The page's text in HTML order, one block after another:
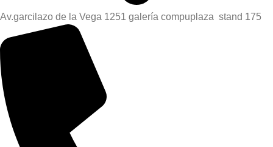
Av.garcilazo de la Vega 1251 galería compuplaza stand 175